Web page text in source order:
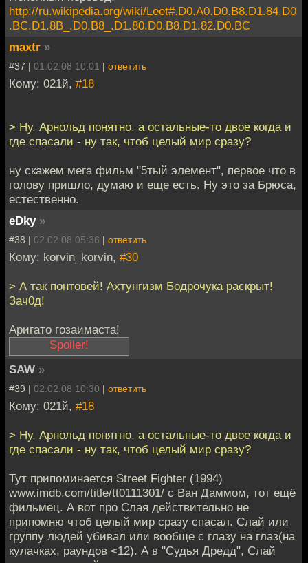
>
> Another common
feature of Leet is over-
exclamation, where a
sentence is postfixed
with many exclamation
marks. In some cases,
exclamation symbol (!)
resides on the same
key as the number one
(1) on QWERTY
keyboards, over-
exclamation can be
purposefully) typed
with extraneous
numerical digits, owing
to the excitement of
the typist (e.g. "This is
really exciting!!11").
especially likely in the
context of fast-paced
online multiplayer
games, where typing
carefully leaves the
gamer vulnerable to
attack. Some
deliberately type the
numbers, while others
take the exclamation
sarcastically replace
some of the digits with
various written forms
(e.g. "STFU!!11one"),
or in cases of extreme
sarcasm, another
http://ru.wikipedia.org/wiki/Leet#.D0.A0.D0.B8.D1.84.D0
.BC.D1.8B_.D0.B8_.D1.80.D0.B8.D1.82.D0.BC
maxtr »
#37 | 01.02.08 10:01 | ответить
Кому: 021й, #18
> Ну, Арнольд понятно, а остальные-то двое когда и
где спасали - ну так, чтоб целый мир сразу?
ну скажем мега фильм "5тый элемент", первое что в
голову пришло, думаю и еще есть. Ну это за Брюса,
естественно.
eDky »
#38 | 02.02.08 05:36 | ответить
Кому: korvin_korvin, #30
> А так понтовей! Ахтунгизм Бодрочука раскрыт!
Зач0д!
Аригато гозаимаста!
[бережно кладёт
зачотку в нагрудный
карман кимоно (что-
бы не украли в
метро), чинно
удаляется в сторону
восходящего солнца]
SAW »
#39 | 02.02.08 10:30 | ответить
Кому: 021й, #18
> Ну, Арнольд понятно, а остальные-то двое когда и
где спасали - ну так, чтоб целый мир сразу?
Тут припоминается Street Fighter (1994)
www.imdb.com/title/tt0111301/ с Ван Даммом, тот ещё
фильмец. А вот про Слая действительно не
припомню чтоб целый мир сразу спасал. Слай или
группу людей убивал или вообще с глазу на глаз(на
кулачках, раундов <12). А в "Судья Дредд", Слай